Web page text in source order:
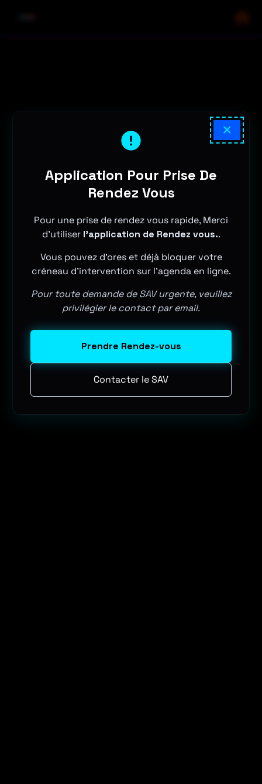
×
Application Pour Prise De
Rendez Vous
Pour une prise de rendez vous rapide, Merci
d'utiliser l'application de Rendez vous..
Vous pouvez d'ores et déjà bloquer votre
créneau d'intervention sur l'agenda en ligne.
Pour toute demande de SAV urgente, veuillez
privilégier le contact par email.
Prendre Rendez-vous
Contacter le SAV